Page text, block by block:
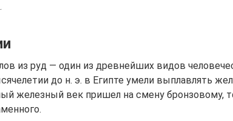
из руд — один из древнейших видов
до н. э. в Египте умели выплавлять
железный век пришел на смену бронзовому,